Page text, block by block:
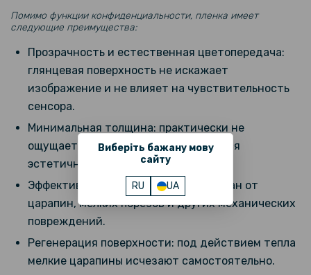
Виберіть бажану мову
сайту
RU UA
Помимо функции конфиденциальности, пленка имеет
следующие преимущества:
Прозрачность и естественная цветопередача:
глянцевая поверхность не искажает
изображение и не влияет на чувствительность
сенсора.
Минимальная толщина: практически не
ощущается под пальцами и смотрится
эстетично.
Эффективная защита: сохраняет экран от
царапин, мелких порезов и других механических
повреждений.
Регенерация поверхности: под действием тепла
мелкие царапины исчезают самостоятельно.